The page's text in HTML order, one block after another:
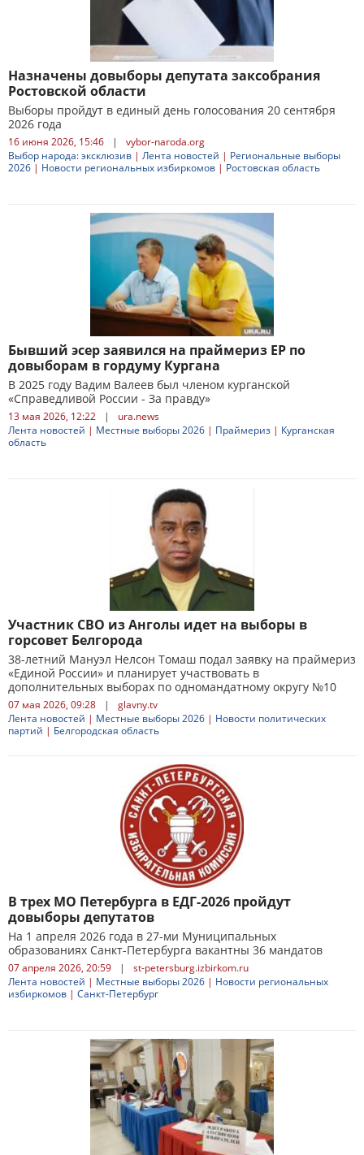
Назначены довыборы депутата заксобрания
Ростовской области
Выборы пройдут в единый день голосования 20 сентября
2026 года
16 июня 2026, 15:46 |
vybor-naroda.org
Выбор народа: эксклюзив | Лента новостей | Региональные выборы
2026 | Новости региональных избиркомов | Ростовская область
Бывший эсер заявилcя на праймериз ЕР по
довыборам в гордуму Кургана
В 2025 году Вадим Валеев был членом курганской
«Справедливой России - За правду»
13 мая 2026, 12:22 |
ura.news
Лента новостей | Местные выборы 2026 | Праймериз | Курганская
область
Участник СВО из Анголы идет на выборы в
горсовет Белгорода
38-летний Мануэл Нелсон Томаш подал заявку на праймериз
«Единой России» и планирует участвовать в
дополнительных выборах по одномандатному округу №10
07 мая 2026, 09:28 |
glavny.tv
Лента новостей | Местные выборы 2026 | Новости политических
партий | Белгородская область
В трех МО Петербурга в ЕДГ-2026 пройдут
довыборы депутатов
На 1 апреля 2026 года в 27-ми Муниципальных
образованиях Санкт-Петербурга вакантны 36 мандатов
07 апреля 2026, 20:59 |
st-petersburg.izbirkom.ru
Лента новостей | Местные выборы 2026 | Новости региональных
избиркомов | Санкт-Петербург